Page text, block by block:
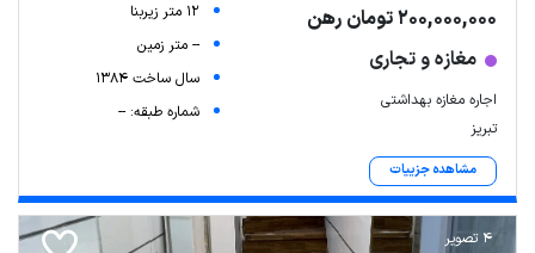
200,000,000 تومان رهن
مغازه و تجاری
اجاره مغازه بهداشتی
تبریز
مشاهده جزییات
12 متر زیربنا
-- متر زمین
سال ساخت 1384
شماره طبقه: --
4 تصویر